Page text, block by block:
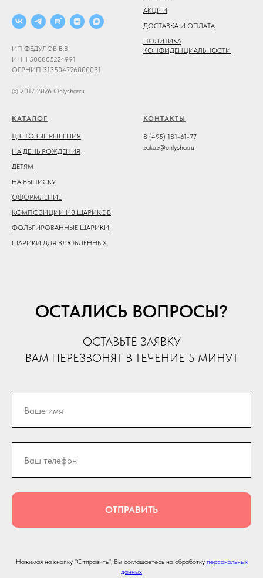
ИП ФЕДУЛОВ В.В.
ИНН 500805224991
ОГРНИП 313504726000031
© 2017-2026 Onlyshar.ru
АКЦИИ
ДОСТАВКА И ОПЛАТА
ПОЛИТИКА
КОНФИДЕНЦИАЛЬНОСТИ
КАТАЛОГ
ЦВЕТОВЫЕ РЕШЕНИЯ
НА ДЕНЬ РОЖДЕНИЯ
ДЕТЯМ
НА ВЫПИСКУ
ОФОРМЛЕНИЕ
КОМПОЗИЦИИ ИЗ ШАРИКОВ
ФОЛЬГИРОВАННЫЕ ШАРИКИ
ШАРИКИ ДЛЯ ВЛЮБЛЁННЫХ
КОНТАКТЫ
8 (495) 181-61-77
zakaz@onlyshar.ru
ОСТАЛИСЬ ВОПРОСЫ?
ОСТАВЬТЕ ЗАЯВКУ
ВАМ ПЕРЕЗВОНЯТ В ТЕЧЕНИЕ 5 МИНУТ
ОТПРАВИТЬ
Нажимая на кнопку "Отправить", Вы соглашаетесь на обработку персональных
данных